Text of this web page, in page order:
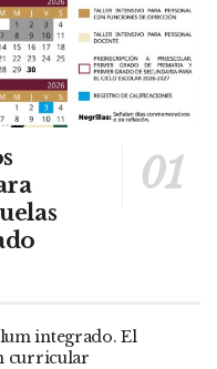
integrado. El
curricular